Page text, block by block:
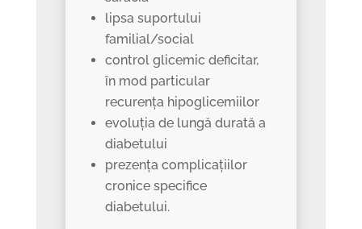
lipsa suportului
familial/social
control glicemic deficitar,
în mod particular
recurența hipoglicemiilor
evoluția de lungă durată a
diabetului
prezența complicațiilor
cronice specifice
diabetului.